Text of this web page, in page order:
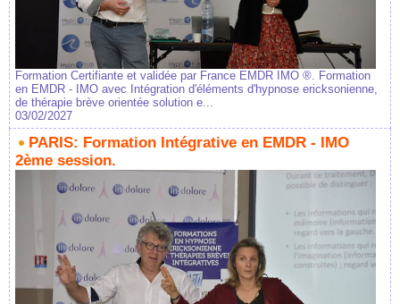
Formation Certifiante et validée par France EMDR IMO ®. Formation
en EMDR - IMO avec Intégration d'éléments d'hypnose ericksonienne,
de thérapie brève orientée solution e...
03/02/2027
PARIS: Formation Intégrative en EMDR - IMO
2ème session.